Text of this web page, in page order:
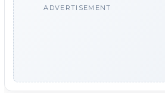
ADVERTISEMENT